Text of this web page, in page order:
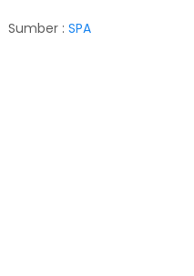
Sumber : SPA